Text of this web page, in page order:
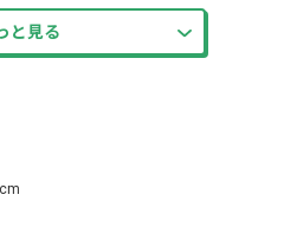
寄せ・左寄せ)・両開き(右寄
ようお願いいたします。
からの注文内に下記の記載
登録用のCSVデータで登録し
。
と見る